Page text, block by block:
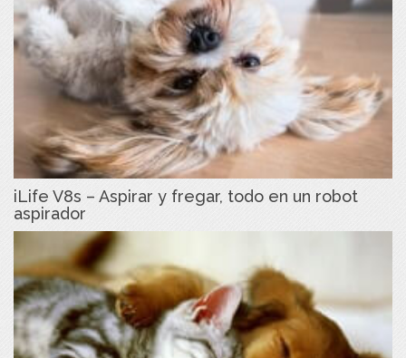
iLife V8s – Aspirar y fregar, todo en un robot
aspirador